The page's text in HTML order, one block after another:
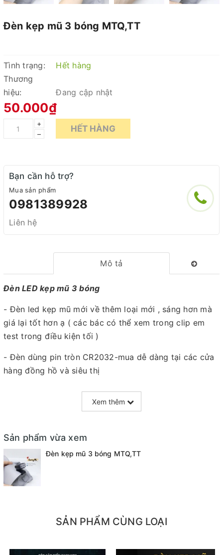
Đèn kẹp mũ 3 bóng MTQ,TT
Tình trạng:
Hết hàng
Thương
hiệu:
Đang cập nhật
50.000₫
+
–
HẾT HÀNG
Bạn cần hỗ trợ?
Mua sản phẩm
0981389928
Liên hệ
Mô tả
Đèn LED kẹp mũ 3 bóng
- Đèn led kẹp mũ mới về thêm loại mới , sáng hơn mà
giá lại tốt hơn ạ ( các bác có thể xem trong clip em
test trong điều kiện tối )
- Đèn dùng pin tròn CR2032-mua dễ dàng tại các cửa
hàng đồng hồ và siêu thị
- Tháo lắp vô cùng dễ dàng, nhỏ gọn, không gây nặng
cho mũ, đèn nhỏ gọn nằm vừa trong lòng bàn tay
Xem thêm
Sản phẩm vừa xem
Đèn kẹp mũ 3 bóng MTQ,TT
SẢN PHẨM CÙNG LOẠI